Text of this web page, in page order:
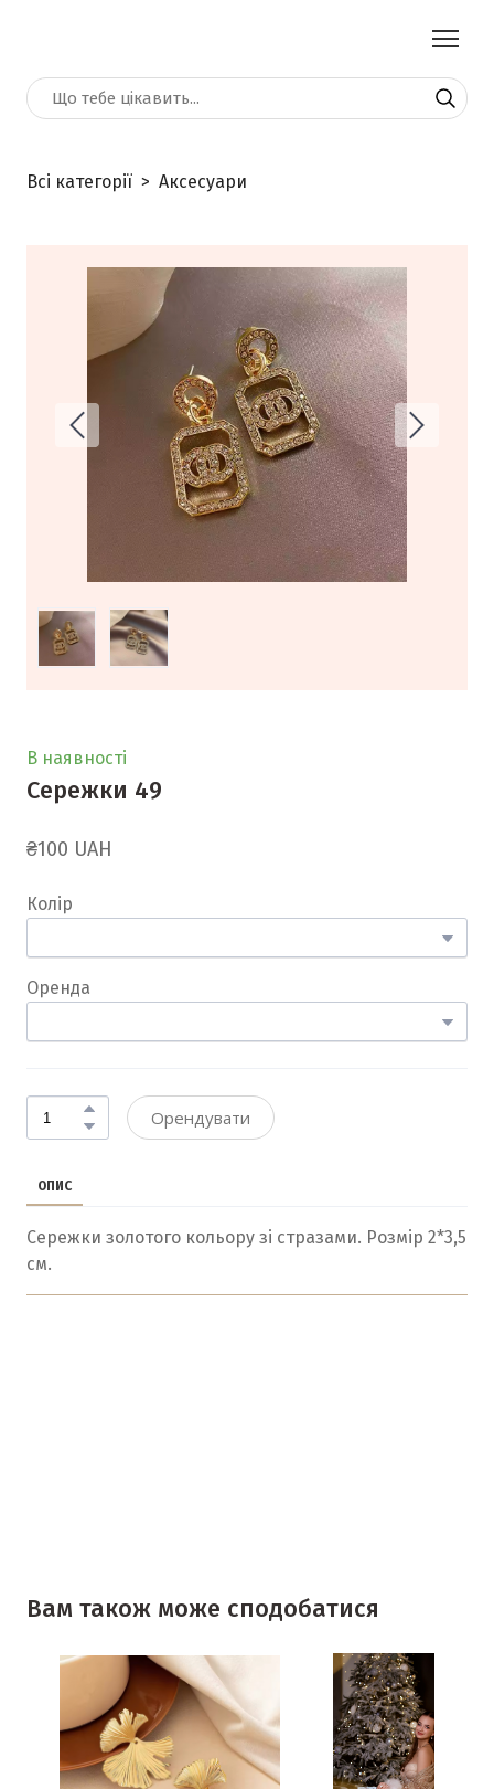
Всі категорії Аксесуари
В наявності
Сережки 49
₴100 UAH
Колір
Оренда
Орендувати
ОПИС
Сережки золотого кольору зі стразами. Розмір 2*3,5
см.
Вам також може сподобатися